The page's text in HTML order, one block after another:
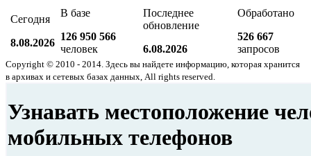
Сегодня
8.08.2026
В базе
126 950 566
человек
Последнее
обновление
6.08.2026
Обработано
526 667
запросов
Copyright © 2010 - 2014. Здесь вы найдете информацию, которая хранится
в архивах и сетевых базах данных, All rights reserved.
Узнавать местоположение
мобильных телефонов